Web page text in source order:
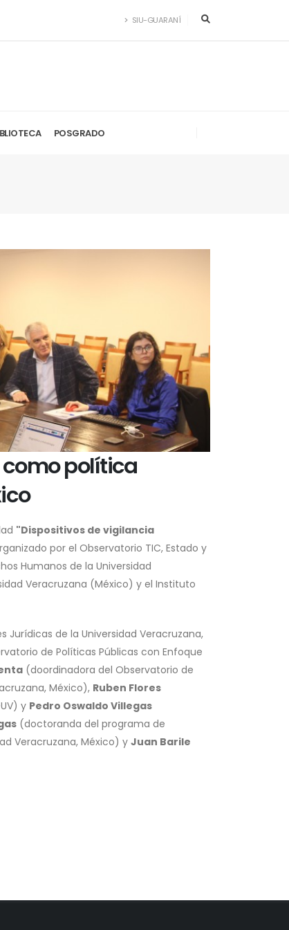
SIU-GUARANÍ
POSGRADO
política
"Dispositivos de vigilancia
por el Observatorio TIC, Estado y
Humanos de la Universidad
Veracruzana (México) y el Instituto
de la Universidad Veracruzana,
de Políticas Públicas con Enfoque
(doordinadora del Observatorio de
México), Ruben Flores
y Pedro Oswaldo Villegas
(doctoranda del programa de
Veracruzana, México) y Juan Barile